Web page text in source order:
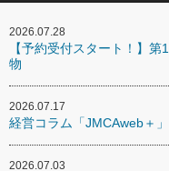
2026.07.28
【予約受付スタート！】
物
2026.07.17
経営コラム「JMCAweb＋
2026.07.03